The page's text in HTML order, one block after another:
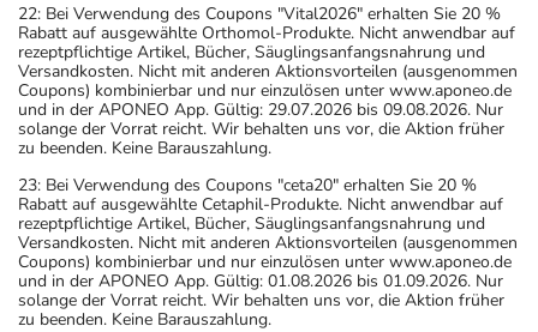
22: Bei Verwendung des Coupons "Vital2026" erhalten Sie 20 %
Rabatt auf ausgewählte Orthomol-Produkte. Nicht anwendbar auf
rezeptpflichtige Artikel, Bücher, Säuglingsanfangsnahrung und
Versandkosten. Nicht mit anderen Aktionsvorteilen (ausgenommen
Coupons) kombinierbar und nur einzulösen unter www.aponeo.de
und in der APONEO App. Gültig: 29.07.2026 bis 09.08.2026. Nur
solange der Vorrat reicht. Wir behalten uns vor, die Aktion früher
zu beenden. Keine Barauszahlung.
23: Bei Verwendung des Coupons "ceta20" erhalten Sie 20 %
Rabatt auf ausgewählte Cetaphil-Produkte. Nicht anwendbar auf
rezeptpflichtige Artikel, Bücher, Säuglingsanfangsnahrung und
Versandkosten. Nicht mit anderen Aktionsvorteilen (ausgenommen
Coupons) kombinierbar und nur einzulösen unter www.aponeo.de
und in der APONEO App. Gültig: 01.08.2026 bis 01.09.2026. Nur
solange der Vorrat reicht. Wir behalten uns vor, die Aktion früher
zu beenden. Keine Barauszahlung.